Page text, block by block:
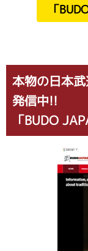
「
本物の日本
発信中!!
「BUDO